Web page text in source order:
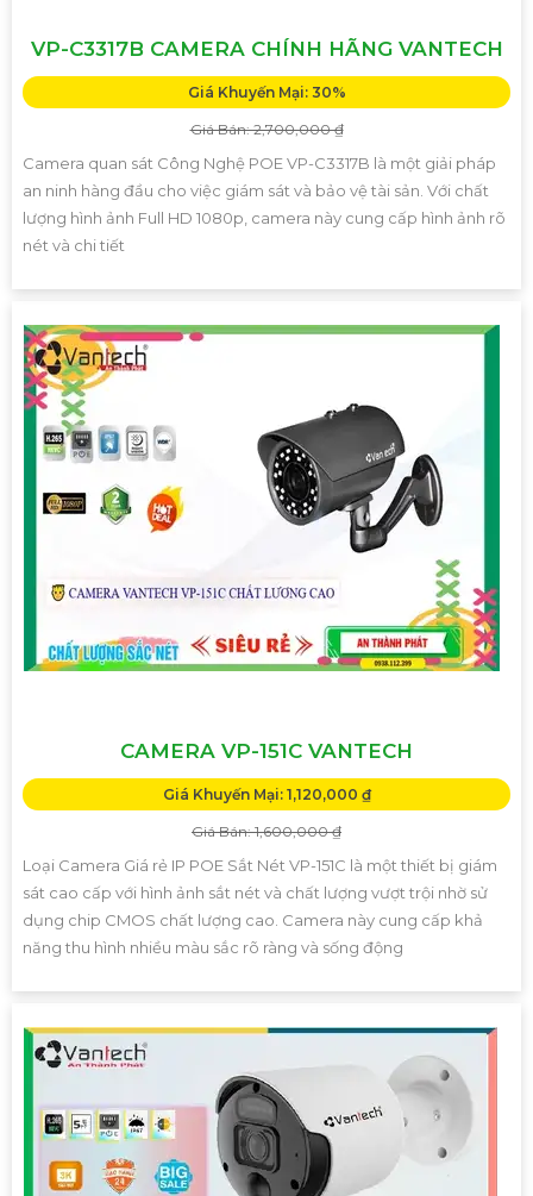
VP-C3317B CAMERA CHÍNH HÃNG VANTECH
Giá Khuyến Mại: 30%
Giá Bán: 2,700,000 ₫
Camera quan sát Công Nghệ POE VP-C3317B là một giải pháp
an ninh hàng đầu cho việc giám sát và bảo vệ tài sản. Với chất
lượng hình ảnh Full HD 1080p, camera này cung cấp hình ảnh rõ
nét và chi tiết
CAMERA VP-151C VANTECH
Giá Khuyến Mại: 1,120,000 ₫
Giá Bán: 1,600,000 ₫
Loại Camera Giá rẻ IP POE Sắt Nét VP-151C là một thiết bị giám
sát cao cấp với hình ảnh sắt nét và chất lượng vượt trội nhờ sử
dụng chip CMOS chất lượng cao. Camera này cung cấp khả
năng thu hình nhiều màu sắc rõ ràng và sống động